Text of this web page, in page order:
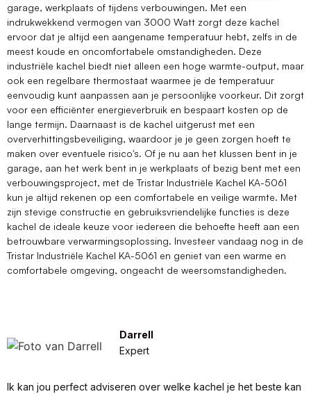
garage, werkplaats of tijdens verbouwingen. Met een
indrukwekkend vermogen van 3000 Watt zorgt deze kachel
ervoor dat je altijd een aangename temperatuur hebt, zelfs in de
meest koude en oncomfortabele omstandigheden. Deze
industriële kachel biedt niet alleen een hoge warmte-output, maar
ook een regelbare thermostaat waarmee je de temperatuur
eenvoudig kunt aanpassen aan je persoonlijke voorkeur. Dit zorgt
voor een efficiënter energieverbruik en bespaart kosten op de
lange termijn. Daarnaast is de kachel uitgerust met een
oververhittingsbeveiliging, waardoor je je geen zorgen hoeft te
maken over eventuele risico's. Of je nu aan het klussen bent in je
garage, aan het werk bent in je werkplaats of bezig bent met een
verbouwingsproject, met de Tristar Industriële Kachel KA-5061
kun je altijd rekenen op een comfortabele en veilige warmte. Met
zijn stevige constructie en gebruiksvriendelijke functies is deze
kachel de ideale keuze voor iedereen die behoefte heeft aan een
betrouwbare verwarmingsoplossing. Investeer vandaag nog in de
Tristar Industriële Kachel KA-5061 en geniet van een warme en
comfortabele omgeving, ongeacht de weersomstandigheden.
Darrell
Expert
Ik kan jou perfect adviseren over welke kachel je het beste kan